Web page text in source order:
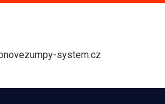
system.cz